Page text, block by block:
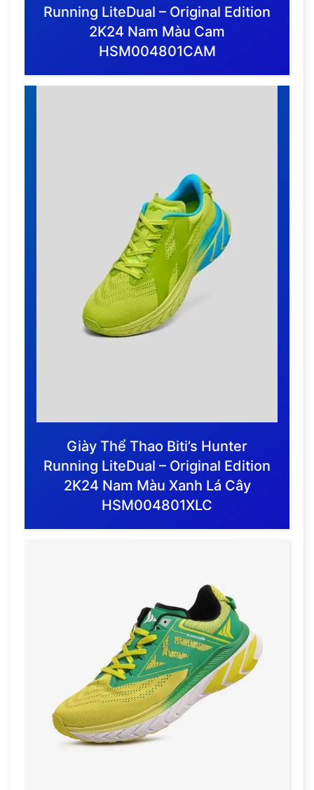
Running LiteDual – Original Edition
2K24 Nam Màu Cam
HSM004801CAM
Giày Thể Thao Biti’s Hunter
Running LiteDual – Original Edition
2K24 Nam Màu Xanh Lá Cây
HSM004801XLC